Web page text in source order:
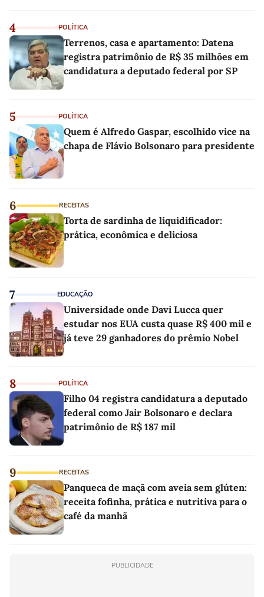
4 POLÍTICA
Terrenos, casa e apartamento: Datena
registra patrimônio de R$ 35 milhões em
candidatura a deputado federal por SP
5 POLÍTICA
Quem é Alfredo Gaspar, escolhido vice na
chapa de Flávio Bolsonaro para presidente
6 RECEITAS
Torta de sardinha de liquidificador:
prática, econômica e deliciosa
7 EDUCAÇÃO
Universidade onde Davi Lucca quer
estudar nos EUA custa quase R$ 400 mil e
já teve 29 ganhadores do prêmio Nobel
8 POLÍTICA
Filho 04 registra candidatura a deputado
federal como Jair Bolsonaro e declara
patrimônio de R$ 187 mil
9 RECEITAS
Panqueca de maçã com aveia sem glúten:
receita fofinha, prática e nutritiva para o
café da manhã
PUBLICIDADE